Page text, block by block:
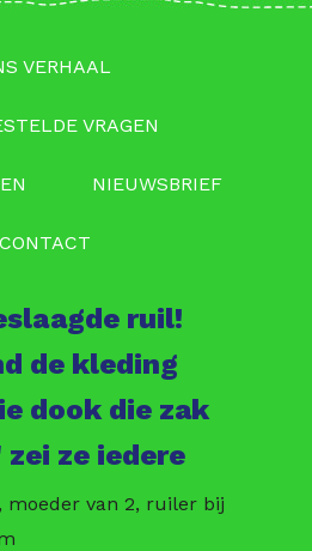
VERHAAL
VRAGEN
NIEUWSBRIEF
CONTACT
ruil!
de kleding
dook die zak
ze iedere
moeder van 2, ruiler bij